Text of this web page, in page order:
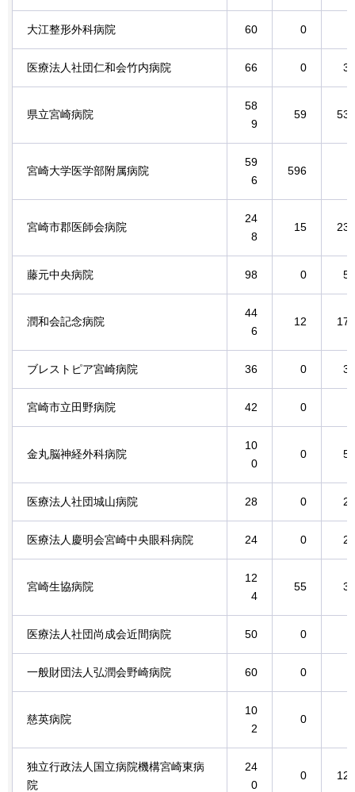
大江整形外科病院 60 0
医療法人社団仁和会竹内病院 66 0 36
県立宮崎病院
58
9
59 530
宮崎大学医学部附属病院
59
6
596
宮崎市郡医師会病院
24
8
15 233
藤元中央病院 98 0 51
潤和会記念病院
44
6
12 176
ブレストピア宮崎病院 36 0 36
宮崎市立田野病院 42 0
金丸脳神経外科病院
10
0
0 52
医療法人社団城山病院 28 0 28
医療法人慶明会宮崎中央眼科病院 24 0 24
宮崎生協病院
12
4
55 39
医療法人社団尚成会近間病院 50 0
一般財団法人弘潤会野崎病院 60 0
慈英病院
10
2
0
独立行政法人国立病院機構宮崎東病
院
24
0
0 120